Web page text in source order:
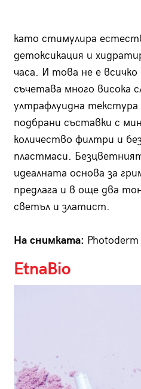
като стимулира
детоксикация и
часа. И това не е
съчетава много висока
ултрафлуидна текстура
подбрани съставки с
количество филтри и
пластмаси.
идеалната основа за
предлага и в още два
светъл и златист.
На снимката: Photoderm
EtnaBio